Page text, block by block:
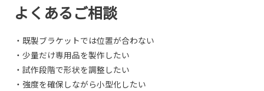
よくあるご相談
・既製ブラケットでは位置が合わない
・少量だけ専用品を製作したい
・試作段階で形状を調整したい
・強度を確保しながら小型化したい